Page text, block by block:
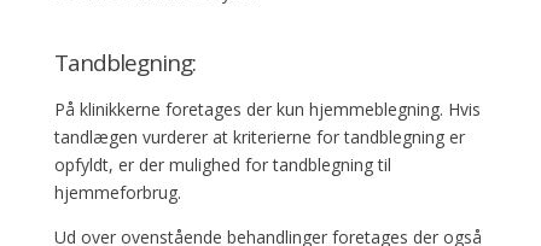
Tandblegning:
På klinikkerne foretages der kun hjemmeblegning. Hvis
tandlægen vurderer at kriterierne for tandblegning er
opfyldt, er der mulighed for tandblegning til
hjemmeforbrug.
Ud over ovenstående behandlinger foretages der også